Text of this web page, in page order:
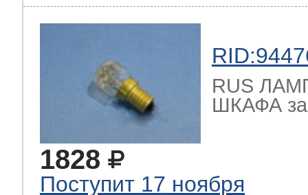
RUS
ШКАФА
1828
Поступит 17 ноября